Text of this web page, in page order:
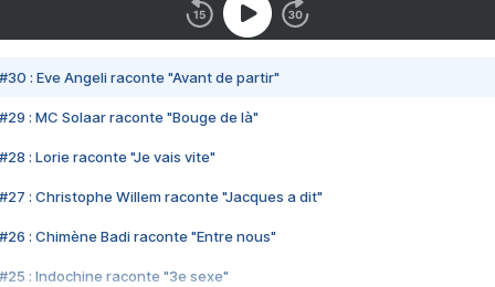
#30 : Eve Angeli raconte "Avant de partir"
#29 : MC Solaar raconte "Bouge de là"
#28 : Lorie raconte "Je vais vite"
#27 : Christophe Willem raconte "Jacques a dit"
#26 : Chimène Badi raconte "Entre nous"
#25 : Indochine raconte "3e sexe"